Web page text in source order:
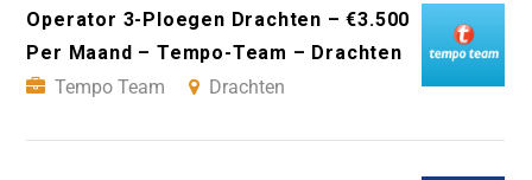
Operator 3-Ploegen Drachten – €3.500
Per Maand – Tempo-Team – Drachten
Tempo Team
Drachten